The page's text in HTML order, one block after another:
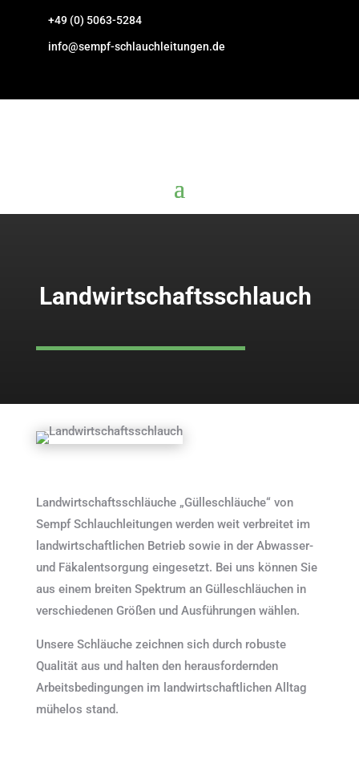
+49 (0) 5063-5284
info@sempf-schlauchleitungen.de
Landwirtschaftsschlauch
Landwirtschaftsschläuche„Gülleschläuche“ von
Sempf Schlauchleitungen werden weit verbreitet im
landwirtschaftlichen Betrieb sowie in der Abwasser-
und Fäkalentsorgung eingesetzt. Bei uns können Sie
aus einem breiten Spektrum an Gülleschläuchen in
verschiedenen Größen und Ausführungen wählen.
Unsere Schläuche zeichnen sich durch robuste
Qualität aus und halten den herausfordernden
Arbeitsbedingungen im landwirtschaftlichen Alltag
mühelos stand.